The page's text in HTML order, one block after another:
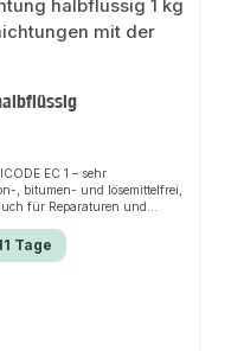
EC 1 – sehr
, bitumen- und lösemittelfrei,
für Reparaturen und
mineralischen
bei Bodenfeuchte
ist
von Durchführungen,
Tage